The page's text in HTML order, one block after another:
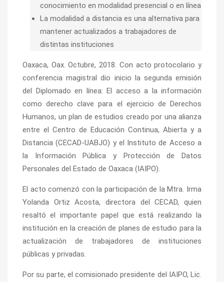
conocimiento en modalidad presencial o en línea
La modalidad a distancia es una alternativa para
mantener actualizados a trabajadores de
distintas instituciones
Oaxaca, Oax. Octubre, 2018. Con acto protocolario y
conferencia magistral dio inicio la segunda emisión
del Diplomado en línea: El acceso a la información
como derecho clave para el ejercicio de Derechos
Humanos, un plan de estudios creado por una alianza
entre el Centro de Educación Continua, Abierta y a
Distancia (CECAD-UABJO) y el Instituto de Acceso a
la Información Pública y Protección de Datos
Personales del Estado de Oaxaca (IAIPO).
El acto comenzó con la participación de la Mtra. Irma
Yolanda Ortiz Acosta, directora del CECAD, quien
resaltó el importante papel que está realizando la
institución en la creación de planes de estudio para la
actualización de trabajadores de instituciones
públicas y privadas.
Por su parte, el comisionado presidente del IAIPO, Lic.